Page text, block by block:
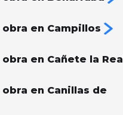
en Campillos
en Cañete la Real
en Canillas de